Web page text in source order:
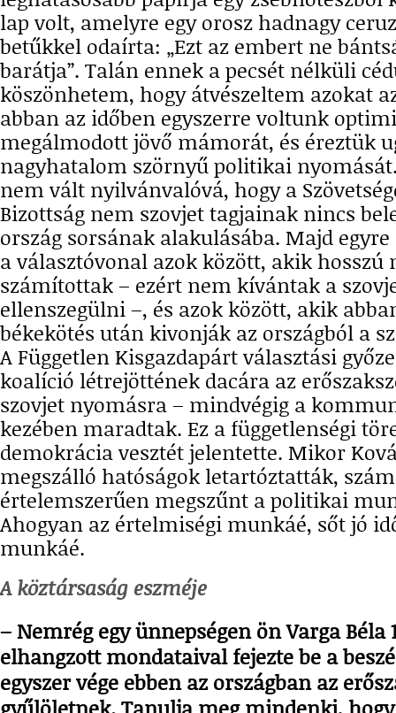
lap volt, amelyre egy orosz hadnagy
betűkkel odaírta: „Ezt az embert ne
barátja”. Talán ennek a pecsét nélküli
köszönhetem, hogy átvészeltem azokat
abban az időben egyszerre voltunk
megálmodott jövő mámorát, és éreztük
nagyhatalom szörnyű politikai
nem vált nyilvánvalóvá, hogy a
Bizottság nem szovjet tagjainak nincs
ország sorsának alakulásába. Majd
a választóvonal azok között, akik hosszú
számítottak – ezért nem kívántak a
ellenszegülni –, és azok között, akik
békekötés után kivonják az országból a
A Független Kisgazdapárt választási
koalíció létrejöttének dacára az
szovjet nyomásra – mindvégig a
kezében maradtak. Ez a függetlenségi
demokrácia vesztét jelentette. Mikor
megszálló hatóságok letartóztatták,
értelemszerűen megszűnt a politikai
Ahogyan az értelmiségi munkáé, sőt jó
munkáé.
A köztársaság eszméje
– Nemrég egy ünnepségen ön Varga Béla
elhangzott mondataival fejezte be a
egyszer vége ebben az országban az